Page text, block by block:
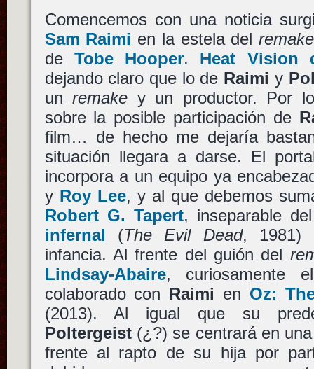
Comencemos con una noticia
Sam Raimi en la estela delremake
de Tobe Hooper. Heat Vision
dejando claro que lo de Raimi y
unremake y un productor. Por
sobre la posible participación de
film… de hecho me dejaría
situación llegara a darse. El
incorpora a un equipo ya
y Roy Lee, y al que debemos
Robert G. Tapert, inseparable
infernal (The Evil Dead, 1981)
infancia. Al frente del guión del
Lindsay-Abaire, curiosamente
colaborado con Raimi en Oz:
(2013). Al igual que su
Poltergeist(¿?) se centrará en
frente al rapto de su hija por